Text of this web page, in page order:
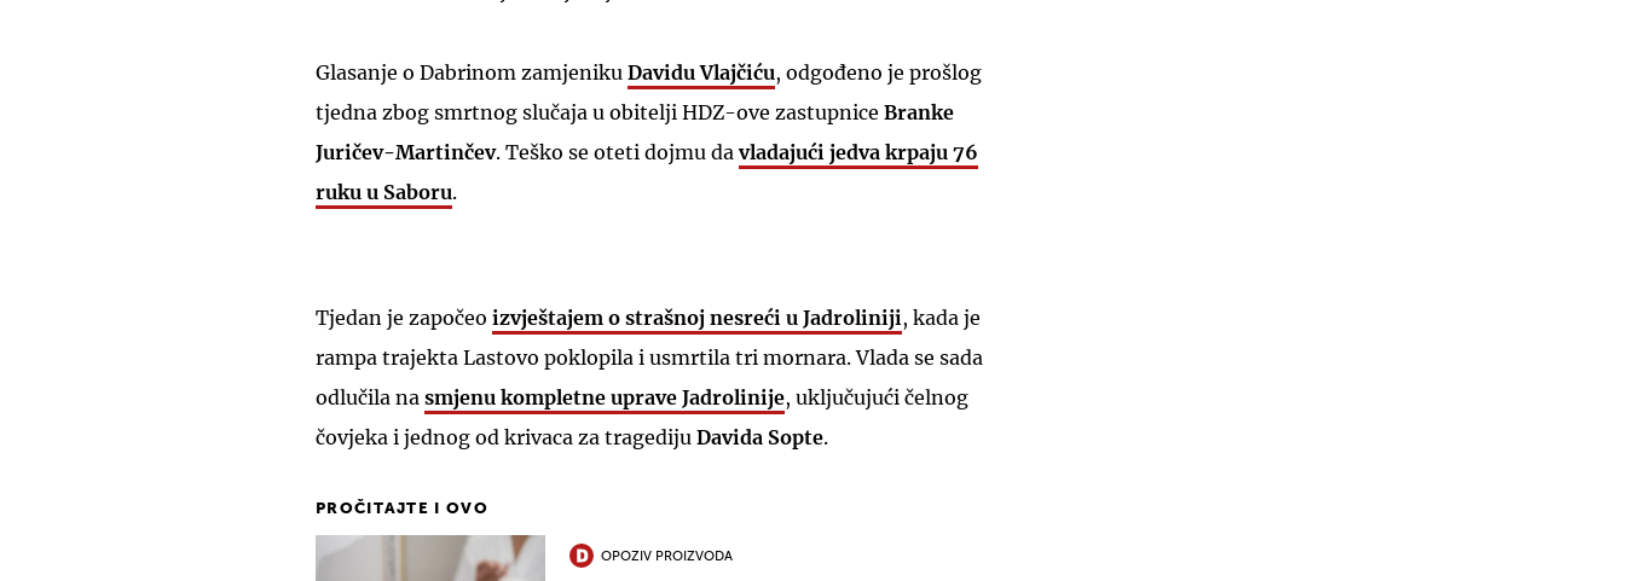
Glasanje o Dabrinom zamjeniku Davidu Vlajčiću, odgođeno je prošlog
tjedna zbog smrtnog slučaja u obitelji HDZ-ove zastupnice Branke
Juričev-Martinčev. Teško se oteti dojmu davladajući jedva krpaju 76
ruku u Saboru.
Tjedan je započeo izvještajem o strašnoj nesreći u Jadroliniji, kada je
rampa trajekta Lastovo poklopila i usmrtila tri mornara. Vlada se sada
odlučila na smjenu kompletne uprave Jadrolinije, uključujući čelnog
čovjeka i jednog od krivaca za tragediju Davida Sopte.
PROČITAJTE I OVO
OPOZIV PROIZVODA
UKLJUČITE NOTIFIKACIJE